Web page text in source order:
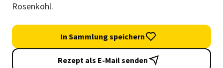
Rosenkohl.
In Sammlung speichern
Rezept als E-Mail senden